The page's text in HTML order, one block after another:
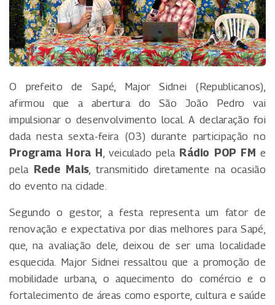
O prefeito de Sapé, Major Sidnei (Republicanos),
afirmou que a abertura do São João Pedro vai
impulsionar o desenvolvimento local. A declaração foi
dada nesta sexta-feira (03) durante participação no
Programa Hora H , veiculado pela Rádio POP FM e
pela Rede Mais, transmitido diretamente na ocasião
do evento na cidade.
Segundo o gestor, a festa representa um fator de
renovação e expectativa por dias melhores para Sapé,
que, na avaliação dele, deixou de ser uma localidade
esquecida. Major Sidnei ressaltou que a promoção de
mobilidade urbana, o aquecimento do comércio e o
fortalecimento de áreas como esporte, cultura e saúde